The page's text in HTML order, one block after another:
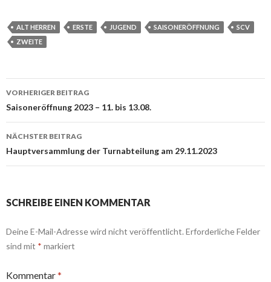
ALT HERREN ERSTE JUGEND SAISONERÖFFNUNG
SCV
ZWEITE
Beitrags-
Navigation
VORHERIGER BEITRAG
Saisoneröffnung 2023 – 11. bis 13.08.
NÄCHSTER BEITRAG
Hauptversammlung der Turnabteilung am 29.11.2023
SCHREIBE EINEN KOMMENTAR
Deine E-Mail-Adresse wird nicht veröffentlicht. Erforderliche Felder
sind mit * markiert
Kommentar*